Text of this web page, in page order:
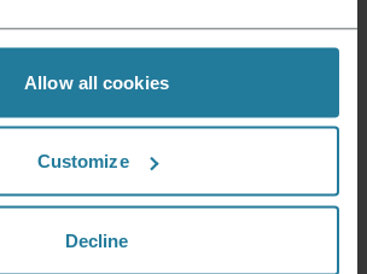
Allow all cookies
Customize
Decline
luksus dla nielicznych,
lecz styl życia